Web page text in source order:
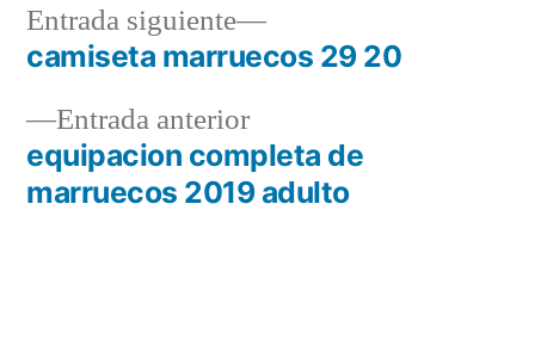
Navegación
de
entradas
Entrada anteriorEntrada
anterior:
equipacion completa de
marruecos 2019 adulto
Entrada siguiente
Entrada
siguiente:
camiseta marruecos 29 20